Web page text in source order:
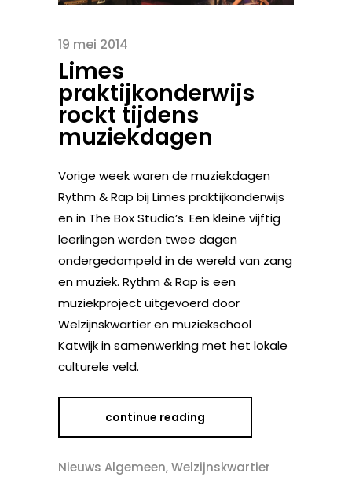
19 mei 2014
Limes
praktijkonderwijs
rockt tijdens
muziekdagen
Vorige week waren de muziekdagen
Rythm & Rap bij Limes praktijkonderwijs
en in The Box Studio’s. Een kleine vijftig
leerlingen werden twee dagen
ondergedompeld in de wereld van zang
en muziek. Rythm & Rap is een
muziekproject uitgevoerd door
Welzijnskwartier en muziekschool
Katwijk in samenwerking met het lokale
culturele veld.
continue reading
Nieuws Algemeen,Welzijnskwartier